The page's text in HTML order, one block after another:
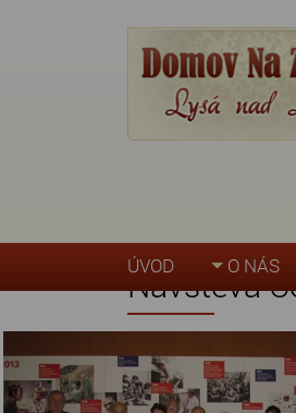
ÚVOD O NÁS
Úvodní stránka »
Návštěva